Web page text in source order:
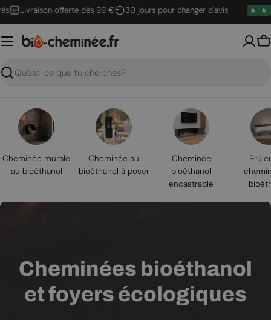
Passer
au
contenu
Livraison offerte dès 99 € 30 jours pour changer d'avis
Recherche
Cheminée murale
au bioéthanol
Cheminée au
bioéthanol à poser
Cheminée
bioéthanol
encastrable
Cheminées bioéthanol
et foyers écologiques